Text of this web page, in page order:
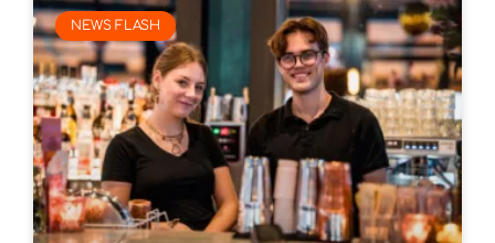
NEWS FLASH